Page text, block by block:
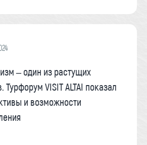
– один из растущих
Турфорум VISIT ALTAI показал
и возможности